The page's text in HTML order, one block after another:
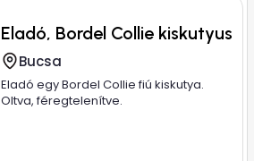
Eladó, Bordel Collie kiskutyus
Bucsa
Eladó egy Bordel Collie fiú kiskutya.
Oltva, féregtelenítve.